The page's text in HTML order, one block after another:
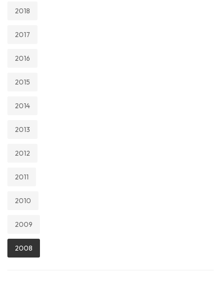
2018
2017
2016
2015
2014
2013
2012
2011
2010
2009
2008